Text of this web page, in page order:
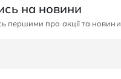
на новини
першими про акції та новини